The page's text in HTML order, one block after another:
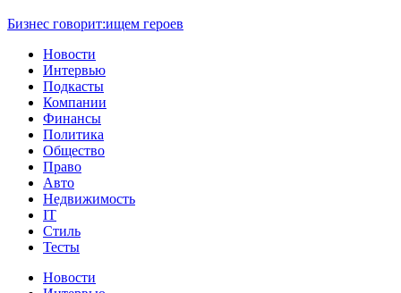
Бизнес говорит:ищем героев
Новости
Интервью
Подкасты
Компании
Финансы
Политика
Общество
Право
Авто
Недвижимость
IT
Стиль
Тесты
Новости